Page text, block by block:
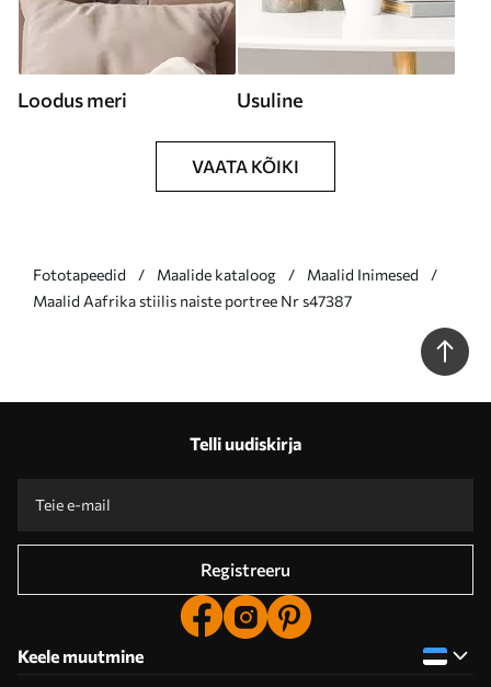
Loodus meri Usuline
VAATA KÕIKI
Fototapeedid Maalide kataloog
Maalid Inimesed
Maalid Aafrika stiilis naiste portree Nr s47387
Telli uudiskirja
Registreeru
Keele muutmine